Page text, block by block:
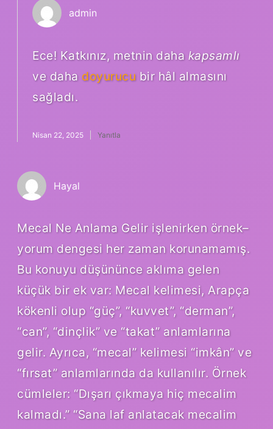
admin
Ece! Katkınız, metnin daha kapsamlı
ve daha doyurucu bir hâl almasını
sağladı.
Nisan 22, 2025 Yanıtla
Hayal
Mecal Ne Anlama Gelir işlenirken örnek–
yorum dengesi her zaman korunamamış.
Bu konuyu düşününce aklıma gelen
küçük bir ek var: Mecal kelimesi, Arapça
kökenli olup “güç”, “kuvvet”, “derman”,
“can”, “dinçlik” ve “takat” anlamlarına
gelir. Ayrıca, “mecal” kelimesi “imkân” ve
“fırsat” anlamlarında da kullanılır. Örnek
cümleler: “Dışarı çıkmaya hiç mecalim
kalmadı.” “Sana laf anlatacak mecalim